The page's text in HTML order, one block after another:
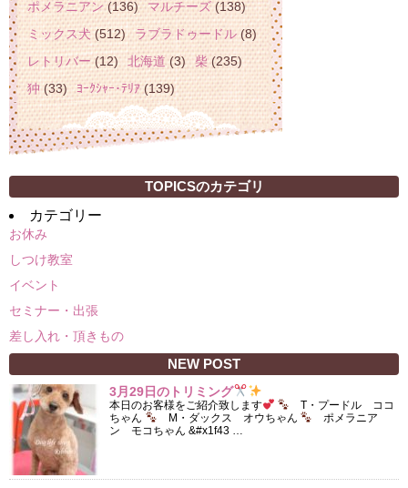
ポメラニアン(136) マルチーズ(138)
ミックス犬(512) ラブラドゥードル(8)
レトリバー(12) 北海道(3) 柴(235)
狆(33) ﾖｰｸｼｬｰ･ﾃﾘｱ(139)
TOPICSのカテゴリ
カテゴリー
お休み
しつけ教室
イベント
セミナー・出張
差し入れ・頂きもの
NEW POST
3月29日のトリミング
本日のお客様をご紹介致します
T・プードル ココ
ちゃん
M・ダックス オウちゃん
ポメラニア
ン モコちゃん &#x1f43 …